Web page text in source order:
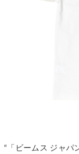
“「ビームス ジャパ